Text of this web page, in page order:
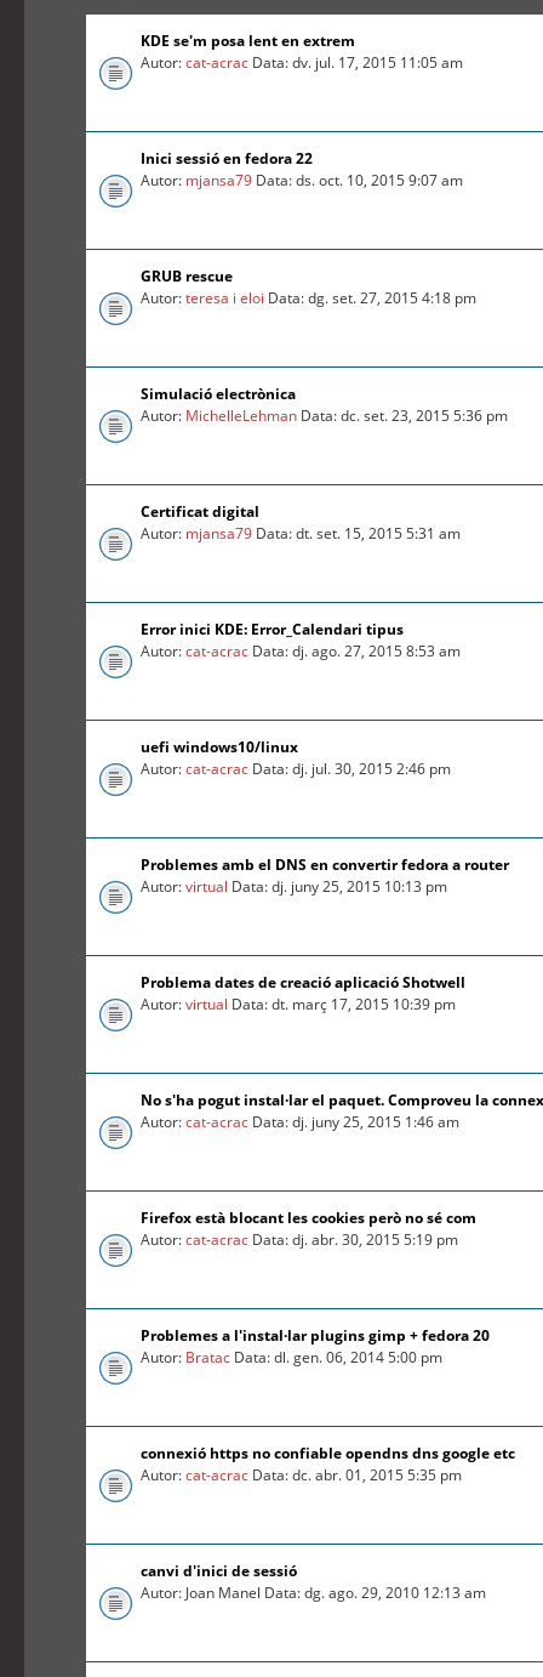
KDE se'm posa lent en extrem
Autor:cat-acrac Data: dv. jul. 17, 2015 11:05 am
Inici sessió en fedora 22
Autor: mjansa79 Data: ds. oct. 10, 2015 9:07 am
GRUB rescue
Autor:teresa i eloi Data: dg. set. 27, 2015 4:18 pm
Simulació electrònica
Autor: MichelleLehman Data: dc. set. 23, 2015 5:36 pm
Certificat digital
Autor: mjansa79 Data: dt. set. 15, 2015 5:31 am
Error inici KDE: Error_Calendari tipus
Autor:cat-acrac Data: dj. ago. 27, 2015 8:53 am
uefi windows10/linux
Autor:cat-acrac Data: dj. jul. 30, 2015 2:46 pm
Problemes amb el DNS en convertir fedora a router
Autor:virtual Data: dj. juny 25, 2015 10:13 pm
Problema dates de creació aplicació Shotwell
Autor:virtual Data: dt. març 17, 2015 10:39 pm
No s'ha pogut instal·lar el paquet. Comproveu la
Autor:cat-acrac Data: dj. juny 25, 2015 1:46 am
Firefox està blocant les cookies però no sé com
Autor:cat-acrac Data: dj. abr. 30, 2015 5:19 pm
Problemes a l'instal·lar plugins gimp + fedora 20
Autor: Bratac Data: dl. gen. 06, 2014 5:00 pm
connexió https no confiable opendns dns google etc
Autor:cat-acrac Data: dc. abr. 01, 2015 5:35 pm
canvi d'inici de sessió
Autor: Joan Manel Data: dg. ago. 29, 2010 12:13 am